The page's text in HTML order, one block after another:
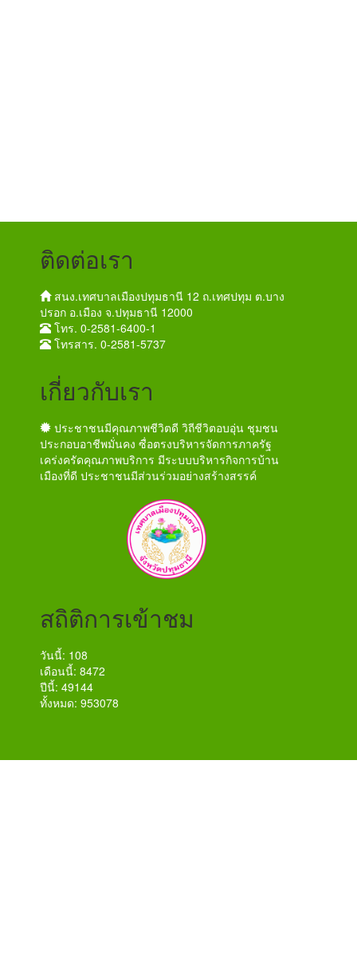
ติดต่อเรา
สนง.เทศบาลเมืองปทุมธานี 12 ถ.เทศปทุม ต.บาง
ปรอก อ.เมือง จ.ปทุมธานี 12000
โทร. 0-2581-6400-1
โทรสาร. 0-2581-5737
เกี่ยวกับเรา
ประชาชนมีคุณภาพชีวิตดี วิถีชีวิตอบอุ่น ชุมชน
ประกอบอาชีพมั่นคง ซื่อตรงบริหารจัดการภาครัฐ
เคร่งครัดคุณภาพบริการ มีระบบบริหารกิจการบ้าน
เมืองที่ดี ประชาชนมีส่วนร่วมอย่างสร้างสรรค์
สถิติการเข้าชม
วันนี้: 108
เดือนนี้: 8472
ปีนี้: 49144
ทั้งหมด: 953078